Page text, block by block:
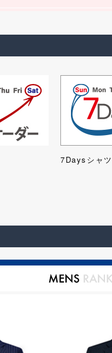
7Daysシャツ